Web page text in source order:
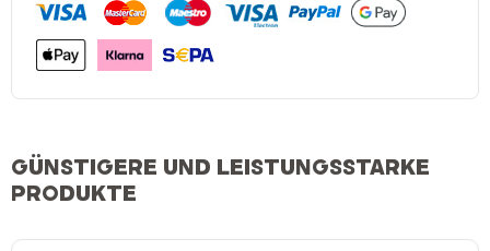
GÜNSTIGERE UND LEISTUNGSSTARKE
PRODUKTE